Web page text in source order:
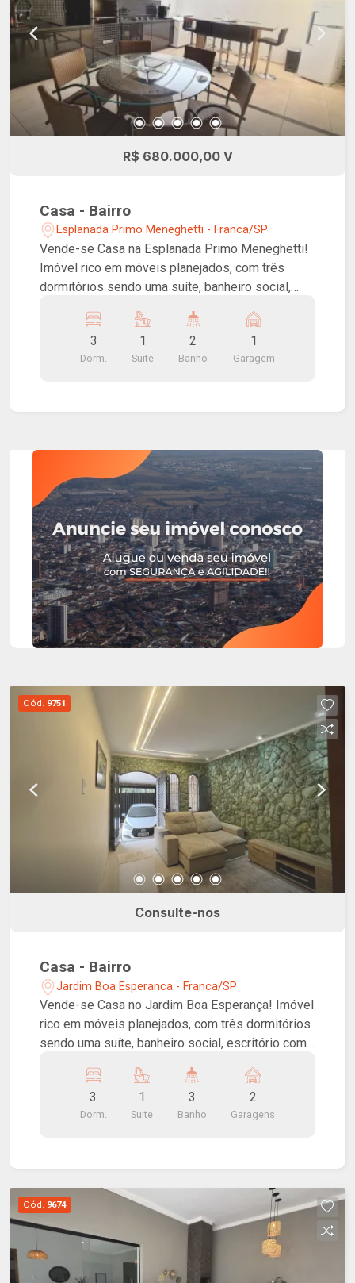
R$ 680.000,00 V
Casa - Bairro
Esplanada Primo Meneghetti - Franca/SP
Vende-se Casa na Esplanada Primo Meneghetti!
Imóvel rico em móveis planejados, com três
dormitórios sendo uma suíte, banheiro social,
gourmet, lavanderia e garagem coberta.
3
Dorm.
1
Suite
2
Banho
1
Garagem
Cód. 9751
Consulte-nos
Casa - Bairro
Jardim Boa Esperanca - Franca/SP
Vende-se Casa no Jardim Boa Esperança! Imóvel
rico em móveis planejados, com três dormitórios
sendo uma suíte, banheiro social, escritório com
cozinha, área de churrasco, lavanderia e garagem.
Energia fotovoltaica e aquecimento solar.
3
Dorm.
1
Suite
3
Banho
2
Garagens
Cód. 9674